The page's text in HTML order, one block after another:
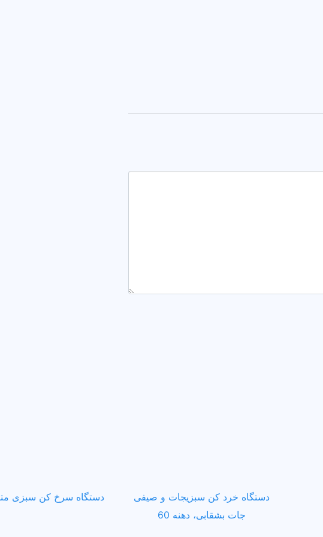
دستگاه خرد کن سبزیجات و صیفی
جات بشقابی، دهنه 60
دستگاه سرخ کن سبزی